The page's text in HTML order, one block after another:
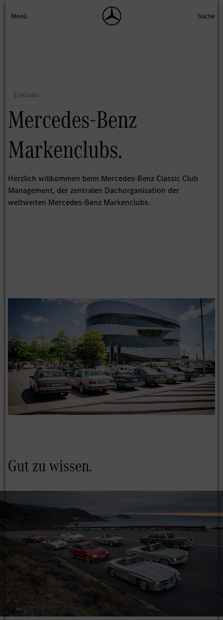
Mercedes-Benz
Markenclubs.
Herzlich willkommen beim Mercedes-Benz Classic Club
Management, der zentralen Dachorganisation der
weltweiten Mercedes-Benz Markenclubs.